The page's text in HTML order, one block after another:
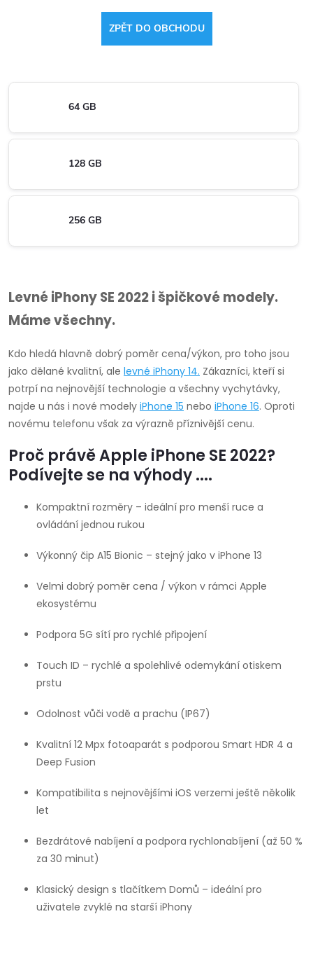
ZPĚT DO OBCHODU
64 GB
128 GB
256 GB
Levné iPhony SE 2022 i špičkové modely.
Máme všechny.
Kdo hledá hlavně dobrý poměr cena/výkon, pro toho jsou
jako dělané kvalitní, ale levné iPhony 14. Zákazníci, kteří si
potrpí na nejnovější technologie a všechny vychytávky,
najde u nás i nové modely iPhone 15 nebo iPhone 16. Oproti
novému telefonu však za výrazně příznivější cenu.
Proč právě Apple iPhone SE 2022?
Podívejte se na výhody ....
Kompaktní rozměry – ideální pro menší ruce a
ovládání jednou rukou
Výkonný čip A15 Bionic – stejný jako v iPhone 13
Velmi dobrý poměr cena / výkon v rámci Apple
ekosystému
Podpora 5G sítí pro rychlé připojení
Touch ID – rychlé a spolehlivé odemykání otiskem
prstu
Odolnost vůči vodě a prachu (IP67)
Kvalitní 12 Mpx fotoaparát s podporou Smart HDR 4 a
Deep Fusion
Kompatibilita s nejnovějšími iOS verzemi ještě několik
let
Bezdrátové nabíjení a podpora rychlonabíjení (až 50 %
za 30 minut)
Klasický design s tlačítkem Domů – ideální pro
uživatele zvyklé na starší iPhony